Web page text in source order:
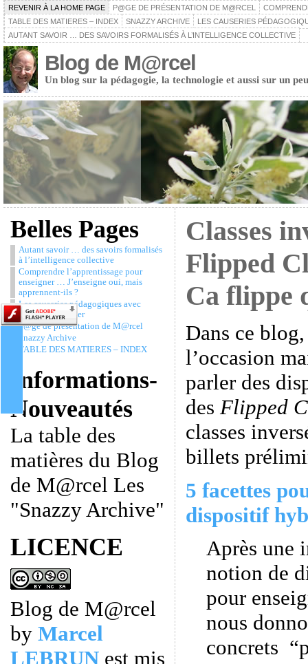
REVENIR À LA HOME PAGE P@GE DE PRÉSENTATION DE M@RCEL
TABLE DES MATIERES – INDEX
SNAZZY ARCHIVE
LES CAUSERIES
AUTANT SAVOIR … DES SAVOIRS FORMALISÉS À L’INTELLIGENCE COLLECTIVE
Blog de M@rcel
Un blog sur la pédagogie, la technologie et aussi sur un
Belles Pages
Autant savoir … des savoirs formalisés
à l’intelligence collective
Comprendre l’apprentissage pour
enseigner … J’enseigne oui, mais
apprennent-ils ?
Les causeries pédagogiques avec
Christophe Batier
P@ge de présentation de M@rcel
Snazzy Archive
TABLE DES MATIERES – INDEX
Informations-
Nouveautés
La table des
matières du Blog
de M@rcel Les
"Snazzy Archive"
LICENCE
Blog de M@rcel
by Marcel
LEBRUNest mis
Classes
Flipped
Ca flippe
Dans ce
l’occasion
parler des
des Flipped
classes
billets
5 facettes
dispositif
Après une
notion de
pour
nous
concrets